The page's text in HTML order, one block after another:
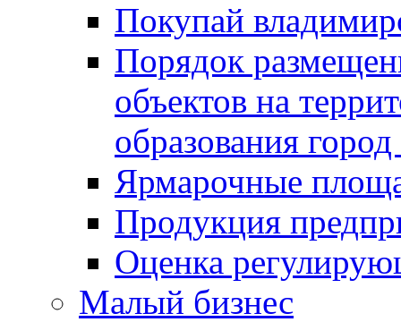
Покупай
Порядок
объектов на
образования
Ярмарочные
Продукция
Оценка
Малый бизнес